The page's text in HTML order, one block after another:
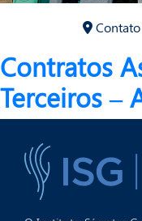
Contato
Contratos
Terceiros –